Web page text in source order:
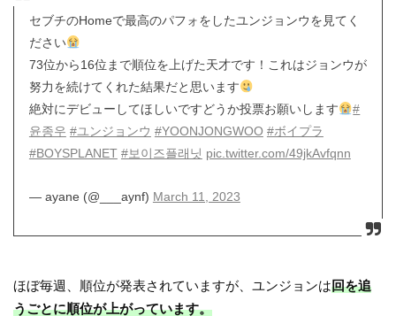
セブチのHomeで最高のパフォをしたユンジョンウを見てく
ださい
73位から16位まで順位を上げた天才です！これはジョンウが
努力を続けてくれた結果だと思います
絶対にデビューしてほしいですどうか投票お願いします
#
윤종우 #ユンジョンウ #YOONJONGWOO #ボイプラ
#BOYSPLANET #보이즈플래닛 pic.twitter.com/49jkAvfqnn
— ayane (@___aynf) March 11, 2023
ほぼ毎週、順位が発表されていますが、ユンジョンは回を追
うごとに順位が上がっています。